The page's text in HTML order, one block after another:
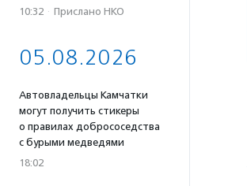
10:32 · Прислано НКО
05.08.2026
Автовладельцы Камчатки
могут получить стикеры
о правилах добрососедства
с бурыми медведями
18:02